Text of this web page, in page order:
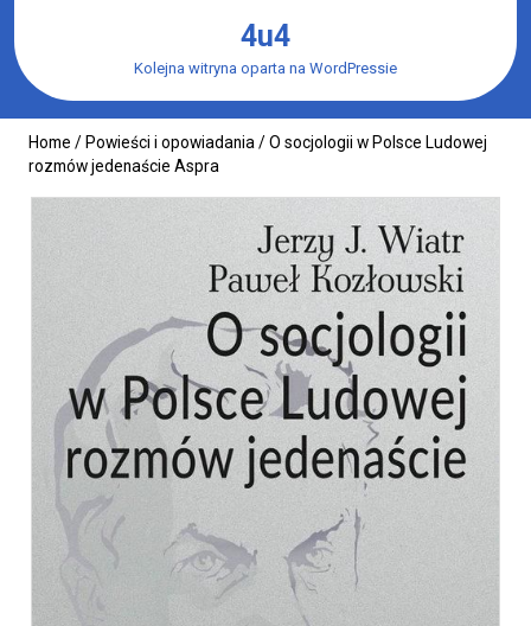
content
4u4
Kolejna witryna oparta na WordPressie
Home / Powieści i opowiadania / O socjologii w Polsce Ludowej
rozmów jedenaście Aspra